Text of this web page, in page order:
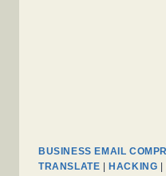
BUSINESS EMAIL
TRANSLATE
HACKING